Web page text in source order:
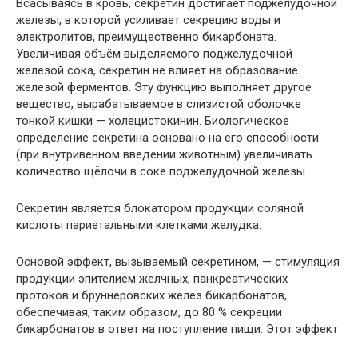
железы, в которой усиливает секрецию воды и
электролитов, преимущественно бикарбоната.
Увеличивая объём выделяемого поджелудочной
железой сока, секретин не влияет на образование
железой ферментов. Эту функцию выполняет другое
вещество, вырабатываемое в слизистой оболочке
тонкой кишки — холецистокинин. Биологическое
определение секретина основано на его способности
(при внутривенном введении животным) увеличивать
количество щёлочи в соке поджелудочной железы.
Секретин является блокатором продукции соляной
кислоты париетальными клетками желудка.
Основой эффект, вызываемый секретином, — стимуляция
продукции эпителием желчных, панкреатических
протоков и бруннеровских желёз бикарбонатов,
обеспечивая, таким образом, до 80 % секреции
бикарбонатов в ответ на поступление пищи. Этот эффект